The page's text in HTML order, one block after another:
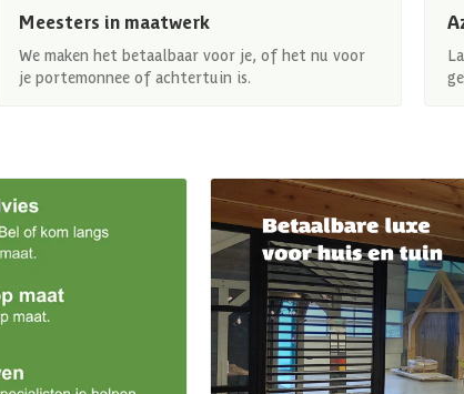
Meesters in maatwerk
We maken het betaalbaar voor je, of het nu voor
je portemonnee of achtertuin is.